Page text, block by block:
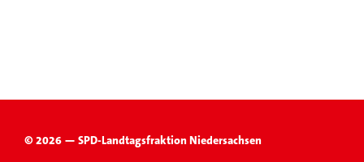
© 2026 — SPD-Landtagsfraktion Niedersachsen